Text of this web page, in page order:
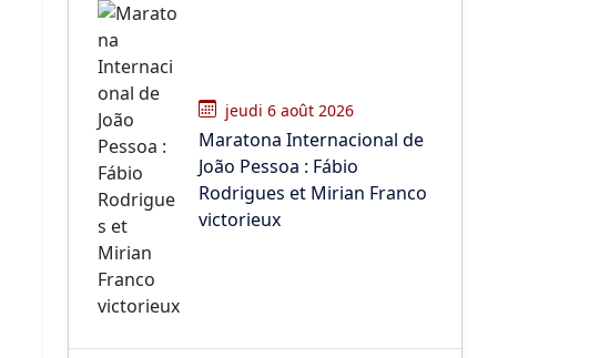
jeudi 6 août 2026
Maratona Internacional de
João Pessoa : Fábio
Rodrigues et Mirian Franco
victorieux